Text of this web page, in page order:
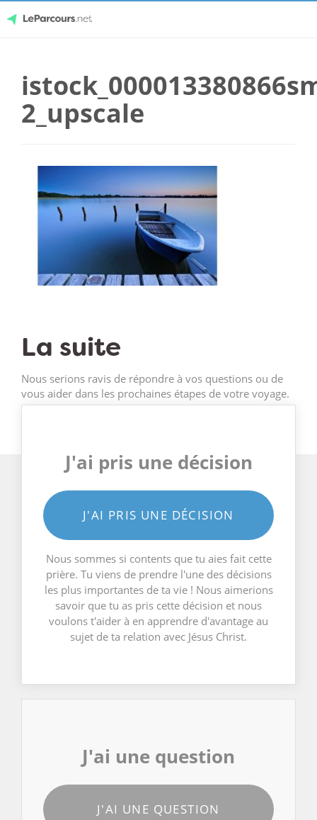
content
2_upscale
La suite
Nous serions ravis de répondre à vos questions ou de
vous aider dans les prochaines étapes de votre voyage.
J'ai pris une décision
J'AI PRIS UNE DÉCISION
Nous sommes si contents que tu aies fait cette
prière. Tu viens de prendre l'une des décisions
les plus importantes de ta vie ! Nous aimerions
savoir que tu as pris cette décision et nous
voulons t'aider à en apprendre d'avantage au
sujet de ta relation avec Jésus Christ.
J'ai une question
J'AI UNE QUESTION